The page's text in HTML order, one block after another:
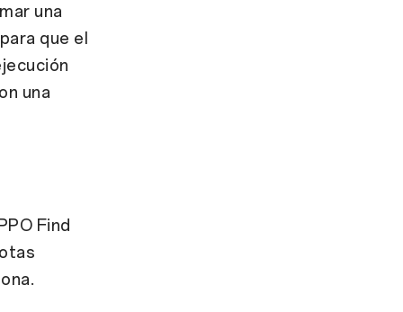
una
que el
una
Find